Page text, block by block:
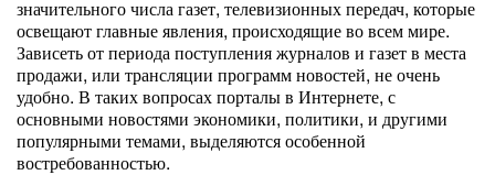
значительного числа газет, телевизионных передач, которые
освещают главные явления, происходящие во всем мире.
Зависеть от периода поступления журналов и газет в места
продажи, или трансляции программ новостей, не очень
удобно. В таких вопросах порталы в Интернете, с
основными новостями экономики, политики, и другими
популярными темами, выделяются особенной
востребованностью.